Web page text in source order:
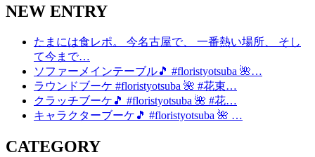
NEW ENTRY
たまには食レポ。 今名古屋で、 一番熱い場所、 そし
て今まで…
ソファーメインテーブル🎵 #floristyotsuba 🌺…
ラウンドブーケ #floristyotsuba 🌺 #花束…
クラッチブーケ🎵 #floristyotsuba 🌺 #花…
キャラクターブーケ🎵 #floristyotsuba 🌺 …
CATEGORY